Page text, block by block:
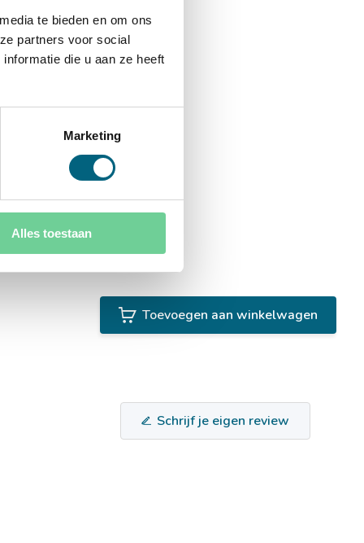
te bieden en om ons
partners voor social
die u aan ze heeft
Marketing
Alles toestaan
Toevoegen aan winkelwagen
Schrijf je eigen review